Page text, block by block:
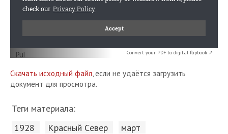
Convert your PDF to digital flipbook ↗
Скачать исходный файл, если не удаётся загрузить
документ для просмотра.
Теги материала:
1928 Красный Cевер март